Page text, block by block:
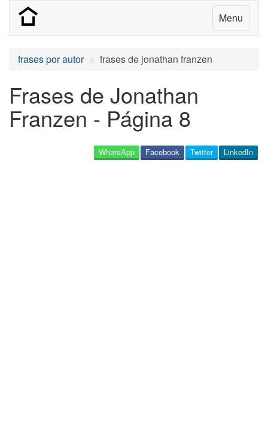
Menu
frases por autor frases de jonathan franzen
Frases de Jonathan
Franzen - Página 8
LinkedIn
Twitter
Facebook
WhatsApp